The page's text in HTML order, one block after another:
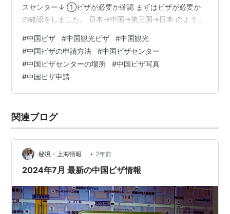
スセンター↓ ①ビザが必要か確認 まずはビザが必要か
の確認をしました。 日本→中国→第三国→日本 のような
エリアによっては最大144時間ビザが不要だつたりするの
ですが、 （その代わり、中国の空港で臨時入境許可書を
発行してもらうらしい） 私は、 日本→中国→日本 の往復
航空券だったので、 きっぱり諦めてビザを申請しました
ら。 有効期限3ヶ月なので、取得タイミングを考えたり
#中国ビザ #中国観光ビザ #中国観光
#中国ビザの申請方法 #中国ビザセンター
#中国ビザセンターの場所 #中国ビザ写真
#中国ビザ申請
関連ブログ
秘境・上海情報 • 2年前
2024年7月 最新の中国ビザ情報